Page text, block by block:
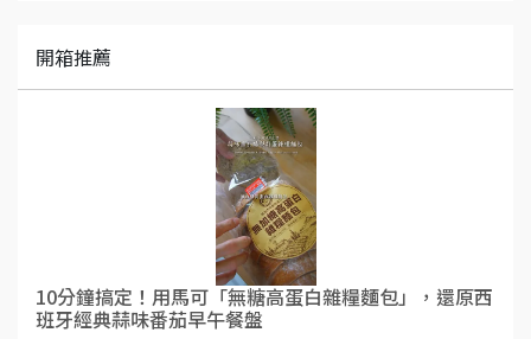
開箱推薦
10分鐘搞定！用馬可「無糖高蛋白雜糧麵包」，還原西
班牙經典蒜味番茄早午餐盤